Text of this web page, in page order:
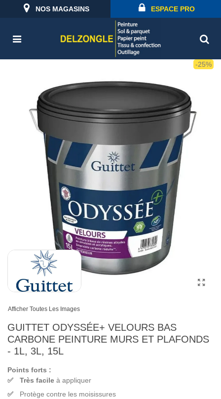
NOS MAGASINS ESPACE PRO
-25%
Afficher Toutes Les Images
GUITTET ODYSSÉE+ VELOURS BAS
CARBONE PEINTURE MURS ET PLAFONDS
- 1L, 3L, 15L
Points forts :
Très facile à appliquer
Protège contre les moisissures